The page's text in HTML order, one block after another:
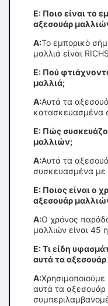
Ε: Ποιο είναι το
αξεσουάρ
Α:Το εμπορικό
μαλλιά είναι
Ε: Πού
μαλλιά;
Α:Αυτά τα
κατασκευασμένα
Ε: Πώς
μαλλιών;
Α:Αυτά τα
συσκευασμένα με
Ε: Ποιος είναι ο
αξεσουάρ
Α:Ο χρόνος
μαλλιών είναι 45
Ε: Τι είδη
αυτά τα
Α:Χρησιμοποιούμε
αυτά τα αξεσουάρ